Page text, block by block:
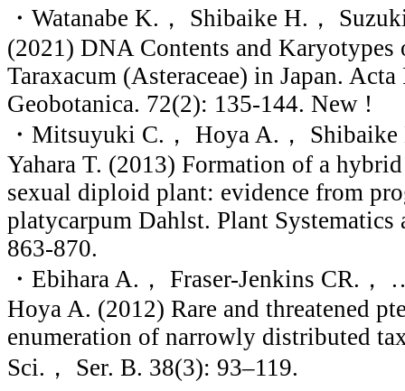
・Watanabe K.， Shibaike H.，
(2021) DNA Contents and
Taraxacum (Asteraceae) in Japan.
Geobotanica. 72(2): 135-144. New !
・Mitsuyuki C.， Hoya A.，
Yahara T. (2013) Formation of a
sexual diploid plant: evidence from
platycarpum Dahlst. Plant
863-870.
・Ebihara A.， Fraser-Jenkins CR.
Hoya A. (2012) Rare and threatened
enumeration of narrowly distributed
Sci.， Ser. B. 38(3): 93–119.